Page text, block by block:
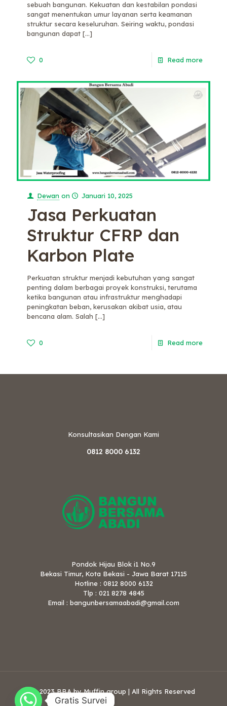
sebuah bangunan. Kekuatan dan kestabilan pondasi
sangat menentukan umur layanan serta keamanan
struktur secara keseluruhan. Seiring waktu, pondasi
bangunan dapat […]
0 Read more
Dewan on Januari 10, 2025
Jasa Perkuatan
Struktur CFRP dan
Karbon Plate
Perkuatan struktur menjadi kebutuhan yang sangat
penting dalam berbagai proyek konstruksi, terutama
ketika bangunan atau infrastruktur menghadapi
peningkatan beban, kerusakan akibat usia, atau
bencana alam. Salah […]
0 Read more
Konsultasikan Dengan Kami
0812 8000 6132
Pondok Hijau Blok i1 No.9
Bekasi Timur, Kota Bekasi - Jawa Barat 17115
Hotline : 0812 8000 6132
Tlp : 021 8278 4845
Email : bangunbersamaabadi@gmail.com
© 2023 BBA by Muffin group | All Rights Reserved
Gratis Survei